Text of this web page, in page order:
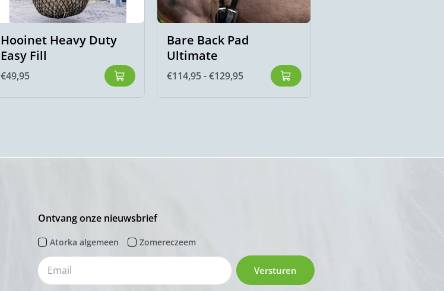
Hooinet Heavy Duty
Easy Fill
€49,95
Bare Back Pad
Ultimate
€114,95-€129,95
Ontvang onze nieuwsbrief
Atorka algemeen Zomereczeem
Versturen